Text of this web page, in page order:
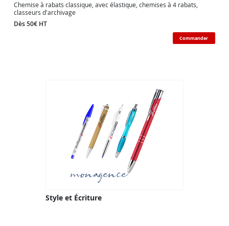
Chemise à rabats classique, avec élastique, chemises à 4 rabats,
classeurs d'archivage
Dès 50€ HT
Commander
Style et Écriture